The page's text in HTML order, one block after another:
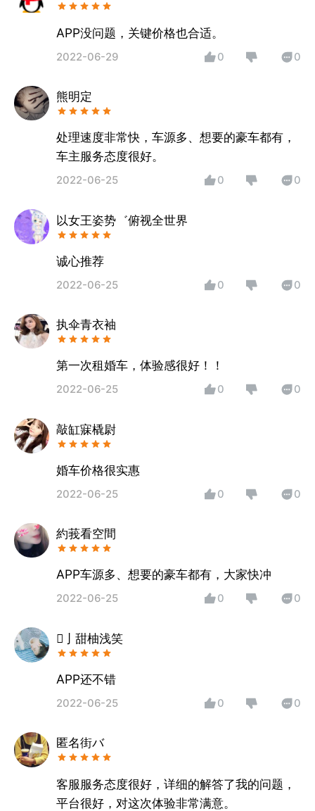
APP没问题，关键价格也合适。
2022-06-29 0 0
熊明定
处理速度非常快，车源多、想要的豪车都有，
车主服务态度很好。
2022-06-25 0 0
以女王姿势゛俯视全世界
诚心推荐
2022-06-25 0 0
执伞青衣袖
第一次租婚车，体验感很好！！
2022-06-25 0 0
敲缸寐橇尉
婚车价格很实惠
2022-06-25 0 0
約莪看空間
APP车源多、想要的豪车都有，大家快冲
2022-06-25 0 0
亅甜柚浅笑
APP还不错
2022-06-25 0 0
匿名街バ
客服服务态度很好，详细的解答了我的问题，
平台很好，对这次体验非常满意。